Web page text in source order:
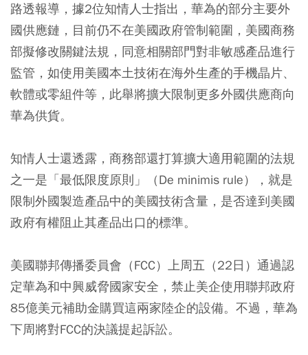
路透報導，據2位知情人士指出，華為的部分主要外
國供應鏈，目前仍不在美國政府管制範圍，美國商務
部擬修改關鍵法規，同意相關部門對非敏感產品進行
監管，如使用美國本土技術在海外生產的手機晶片、
軟體或零組件等，此舉將擴大限制更多外國供應商向
華為供貨。
知情人士還透露，商務部還打算擴大適用範圍的法規
之一是「最低限度原則」（De minimis rule），就是
限制外國製造產品中的美國技術含量，是否達到美國
政府有權阻止其產品出口的標準。
美國聯邦傳播委員會（FCC）上周五（22日）通過認
定華為和中興威脅國家安全，禁止美企使用聯邦政府
85億美元補助金購買這兩家陸企的設備。不過，華為
下周將對FCC的決議提起訴訟。